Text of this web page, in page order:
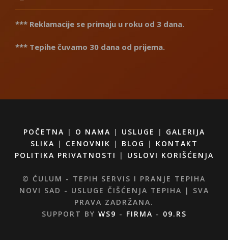
*** Reklamacije se primaju u roku od 3 dana.
*** Tepihe čuvamo 30 dana od prijema.
POČETNA | O NAMA | USLUGE | GALERIJA
SLIKA | CENOVNIK | BLOG | KONTAKT
POLITIKA PRIVATNOSTI
| USLOVI KORIŠĆENJA
© ĆULUM - TEPIH SERVIS I PRANJE TEPIHA
NOVI SAD - USLUGE ČIŠĆENJA TEPIHA | SVA
PRAVA ZADRŽANA.
SUPPORT BY WS9 - FIRMA - 09.RS